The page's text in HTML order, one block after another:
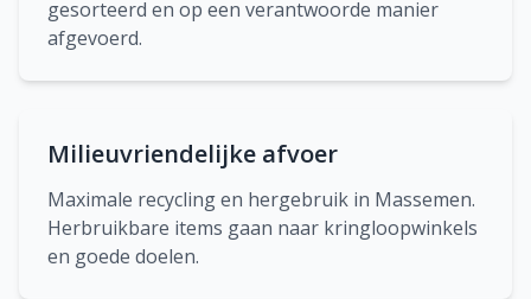
gesorteerd en op een verantwoorde manier
afgevoerd.
Milieuvriendelijke afvoer
Maximale recycling en hergebruik in Massemen.
Herbruikbare items gaan naar kringloopwinkels
en goede doelen.